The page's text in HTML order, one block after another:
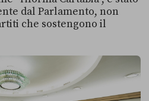
dal Parlamento, non
che sostengono il